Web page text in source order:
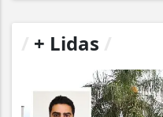
+ Lidas